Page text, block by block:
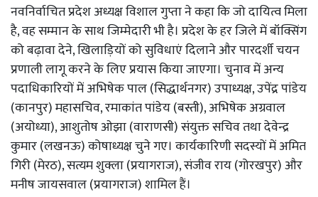
नवनिर्वाचित प्रदेश अध्यक्ष विशाल गुप्ता ने कहा कि जो दायित्व मिला
है, वह सम्मान के साथ जिम्मेदारी भी है। प्रदेश के हर जिले में बॉक्सिंग
को बढ़ावा देने, खिलाड़ियों को सुविधाएं दिलाने और पारदर्शी चयन
प्रणाली लागू करने के लिए प्रयास किया जाएगा। चुनाव में अन्य
पदाधिकारियों में अभिषेक पाल (सिद्धार्थनगर) उपाध्यक्ष, उपेंद्र पांडेय
(कानपुर) महासचिव, रमाकांत पांडेय (बस्ती), अभिषेक अग्रवाल
(अयोध्या), आशुतोष ओझा (वाराणसी) संयुक्त सचिव तथा देवेन्द्र
कुमार (लखनऊ) कोषाध्यक्ष चुने गए। कार्यकारिणी सदस्यों में अमित
गिरी (मेरठ), सत्यम शुक्ला (प्रयागराज), संजीव राय (गोरखपुर) और
मनीष जायसवाल (प्रयागराज) शामिल हैं।